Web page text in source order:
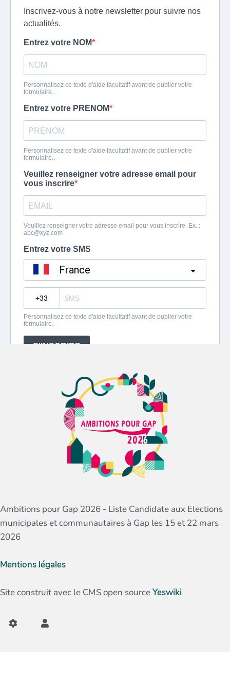
Ambitions pour Gap 2026 - Liste Candidate aux Elections
municipales et communautaires à Gap les 15 et 22 mars
2026
Mentions légales
Site construit avec le CMS open sourceYeswiki